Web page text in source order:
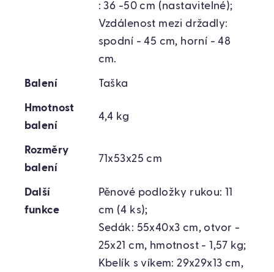
: 36 -50 cm (nastavitelné);
Vzdálenost mezi držadly:
spodní - 45 cm, horní - 48
cm.
Balení Taška
Hmotnost
balení
4,4 kg
Rozměry
balení
71x53x25 cm
Další
funkce
Pěnové podložky rukou: 11
cm (4 ks);
Sedák: 55x40x3 cm, otvor -
25x21 cm, hmotnost - 1,57 kg;
Kbelík s víkem: 29x29x13 cm,